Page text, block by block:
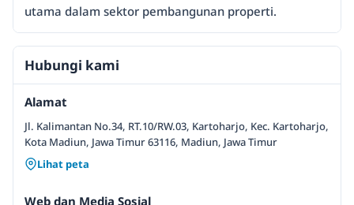
utama dalam sektor pembangunan properti.
Hubungi kami
Alamat
Jl. Kalimantan No.34, RT.10/RW.03, Kartoharjo, Kec. Kartoharjo,
Kota Madiun, Jawa Timur 63116, Madiun, Jawa Timur
Lihat peta
Web dan Media Sosial